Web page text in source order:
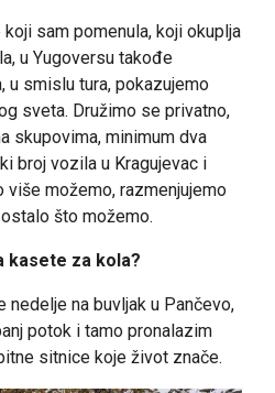
sam pomenula, koji okuplja
u Yugoversu takođe
u smislu tura, pokazujemo
sveta. Družimo se privatno,
skupovima, minimum dva
broj vozila u Kragujevac i
više možemo, razmenjujemo
što možemo.
kasete za kola?
nedelje na buvljak u Pančevo,
potok i tamo pronalazim
sitnice koje život znače.